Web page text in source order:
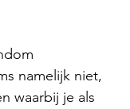
namelijk niet,
waarbij je als